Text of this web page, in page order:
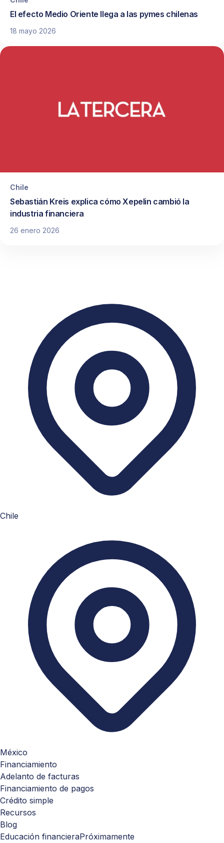
El efecto Medio Oriente llega a las pymes chilenas
18 mayo 2026
Chile
Sebastián Kreis explica cómo Xepelin cambió la
industria financiera
26 enero 2026
Chile
México
Financiamiento
Adelanto de facturas
Financiamiento de pagos
Crédito simple
Recursos
Blog
Educación financieraPróximamente